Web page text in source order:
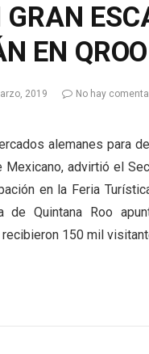
GRAN
EN QROO
2019 No hay
alemanes para
Mexicano, advirtió el
en la Feria
de Quintana Roo
150 mil